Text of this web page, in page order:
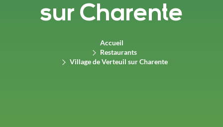
sur Charente
Accueil
Restaurants
Village de Verteuil sur Charente